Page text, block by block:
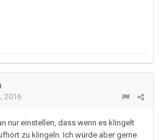
2016
nur einstellen, dass wenn es klingelt
zu klingeln. Ich würde aber gerne